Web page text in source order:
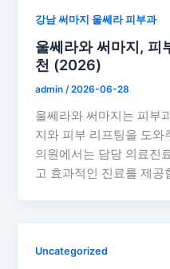
강남 써마지 울쎄라 피부과
울쎄라와 써마지, 피
천 (2026)
admin/2026-06-28
울쎄라와 써마지는 피부
지와 피부 리프팅을 도와
의원에서는 담당 의료진
고 효과적인 진료를 제공
Uncategorized